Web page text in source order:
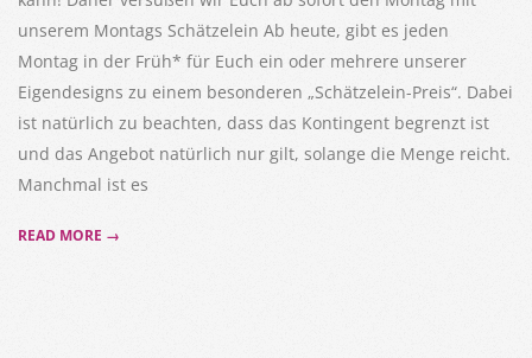
unserem Montags Schätzelein Ab heute, gibt es jeden
Montag in der Früh* für Euch ein oder mehrere unserer
Eigendesigns zu einem besonderen „Schätzelein-Preis“. Dabei
ist natürlich zu beachten, dass das Kontingent begrenzt ist
und das Angebot natürlich nur gilt, solange die Menge reicht.
Manchmal ist es
READ MORE →